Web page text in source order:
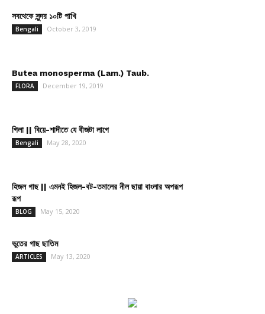
সবথেকে সুন্দর ১০টি পাখি
Bengali October 3, 2019
Butea monosperma (Lam.) Taub.
FLORA December 19, 2019
গিলা || বিয়ে-শাদীতে যে বীজটা লাগে
Bengali May 28, 2020
হিজল গাছ || এমনই হিজল-বট-তমালের নীল ছায়া বাংলার অপরূপ
রূপ
BLOG May 15, 2020
ভুতের গাছ ছাতিম
ARTICLES May 13, 2020